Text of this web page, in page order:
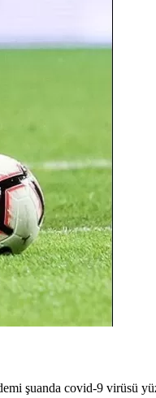
şuanda covid-9 virüsü